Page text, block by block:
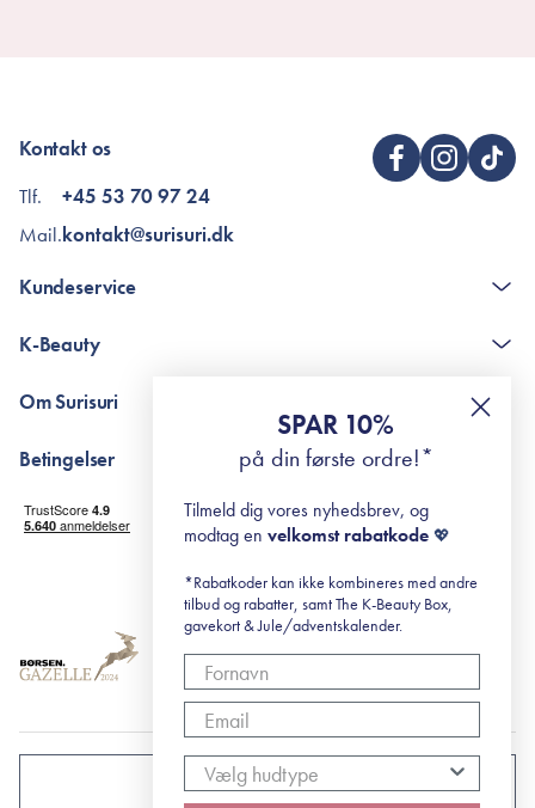
Kontakt os
Tlf.
Mail.
+45 53 70 97 24
kontakt@surisuri.dk
Kundeservice
The K-Beauty Box - spørgsmål og svar
RE-ZIP
K-Beauty
Retinol for begyndere
surisuri's mini guide til rosacea
Om Surisuri
Black Friday
Betingelser
Levering og returnering
Handelsbetingelser
Abonnementsbetingelser
DANMARK
SPAR 10%
på din første ordre!*
Tilmeld dig vores nyhedsbrev, og
modtag en velkomst rabatkode 💖
*Rabatkoder kan ikke kombineres med andre
tilbud og rabatter, samt The K-Beauty Box,
gavekort & Jule/adventskalender.